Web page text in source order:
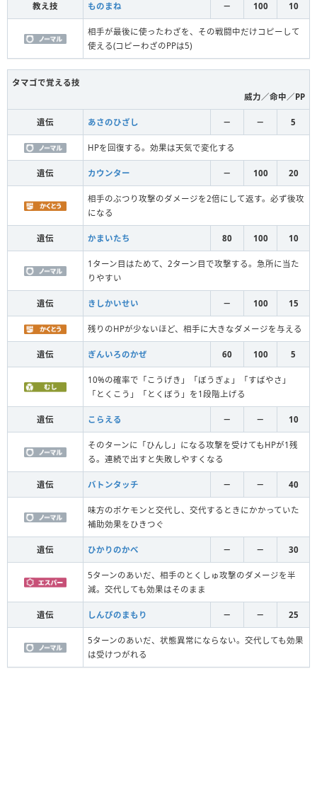
教え技 ものまね － 100 10
相手が最後に使ったわざを、その戦闘中だけコピーして
使える(コピーわざのPPは5)
タマゴで覚える技
威力／命中／PP
遺伝 あさのひざし － － 5
HPを回復する。効果は天気で変化する
遺伝 カウンター － 100 20
相手のぶつり攻撃のダメージを2倍にして返す。必ず後攻
になる
遺伝 かまいたち 80 100 10
1ターン目はためて、2ターン目で攻撃する。急所に当た
りやすい
遺伝 きしかいせい － 100 15
残りのHPが少ないほど、相手に大きなダメージを与える
遺伝 ぎんいろのかぜ 60 100 5
10%の確率で「こうげき」「ぼうぎょ」「すばやさ」
「とくこう」「とくぼう」を1段階上げる
遺伝 こらえる － － 10
そのターンに「ひんし」になる攻撃を受けてもHPが1残
る。連続で出すと失敗しやすくなる
遺伝 バトンタッチ － － 40
味方のポケモンと交代し、交代するときにかかっていた
補助効果をひきつぐ
遺伝 ひかりのかべ － － 30
5ターンのあいだ、相手のとくしゅ攻撃のダメージを半
減。交代しても効果はそのまま
遺伝 しんぴのまもり － － 25
5ターンのあいだ、状態異常にならない。交代しても効果
は受けつがれる